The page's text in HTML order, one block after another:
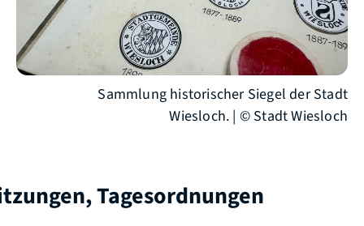
Sammlung historischer Siegel der Stadt
Wiesloch. | © Stadt Wiesloch
Tagesordnungen